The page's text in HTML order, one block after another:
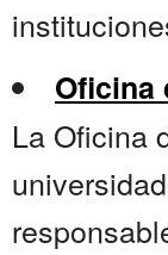
Oficina
La Oficina